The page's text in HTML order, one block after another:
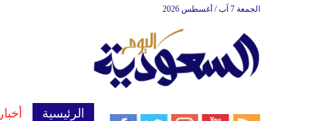
الجمعة 7 آب / أغسطس 2026
الرئيسية